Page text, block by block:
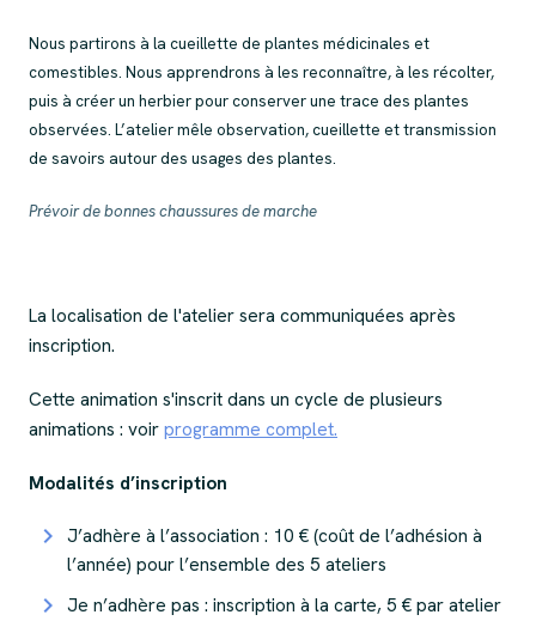
Nous partirons à la cueillette de plantes médicinales et
comestibles. Nous apprendrons à les reconnaître, à les récolter,
puis à créer un herbier pour conserver une trace des plantes
observées. L’atelier mêle observation, cueillette et transmission
de savoirs autour des usages des plantes.
Prévoir de bonnes chaussures de marche
La localisation de l'atelier sera communiquées après
inscription.
Cette animation s'inscrit dans un cycle de plusieurs
animations : voir programme complet.
Modalités d’inscription
J’adhère à l’association : 10 € (coût de l’adhésion à
l’année) pour l’ensemble des 5 ateliers
Je n’adhère pas : inscription à la carte, 5 € par atelier